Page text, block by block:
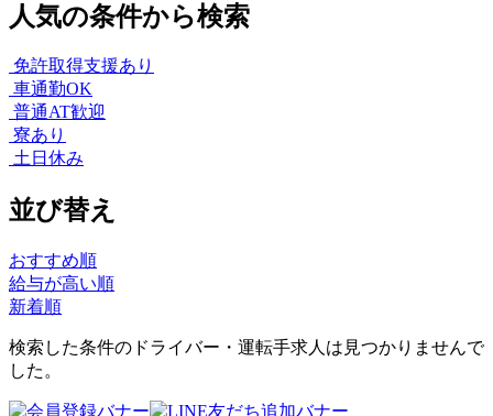
人気の条件から検索
免許取得支援あり
車通勤OK
普通AT歓迎
寮あり
土日休み
並び替え
おすすめ順
給与が高い順
新着順
検索した条件のドライバー・運転手求人は見つかりませんで
した。